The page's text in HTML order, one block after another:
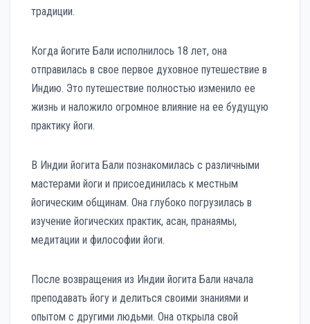
традиции.
Когда йогите Бали исполнилось 18 лет, она
отправилась в свое первое духовное путешествие в
Индию. Это путешествие полностью изменило ее
жизнь и наложило огромное влияние на ее будущую
практику йоги.
В Индии йогита Бали познакомилась с различными
мастерами йоги и присоединилась к местным
йогическим общинам. Она глубоко погрузилась в
изучение йогических практик, асан, пранаямы,
медитации и философии йоги.
После возвращения из Индии йогита Бали начала
преподавать йогу и делиться своими знаниями и
опытом с другими людьми. Она открыла свой